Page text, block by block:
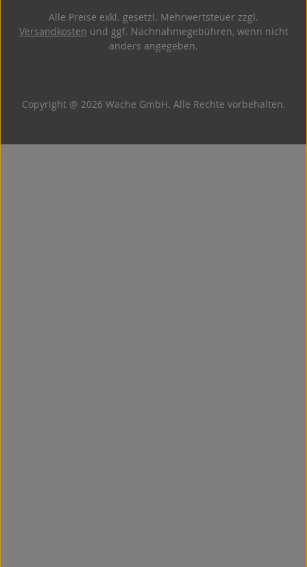
Copyright @ 2026 Wache GmbH. Alle Rechte vorbehalten.
Alle Preise exkl. gesetzl. Mehrwertsteuer zzgl.
Versandkosten und ggf. Nachnahmegebühren, wenn nicht
anders angegeben.